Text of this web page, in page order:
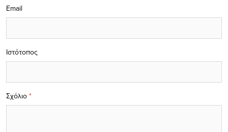
Σχόλιο *
Email
Ιστότοπος